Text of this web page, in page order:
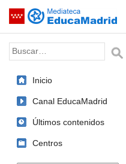
Saltar navegación
Palabra o frase:
Inicio
Canal EducaMadrid
Últimos contenidos
Centros